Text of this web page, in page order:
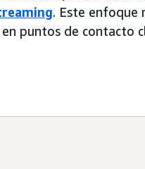
. Este enfoque
puntos de contacto